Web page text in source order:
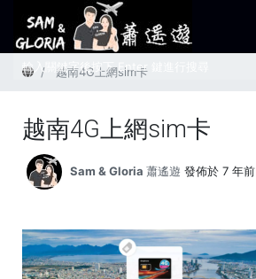
首頁 越南4G上網sim卡
越南4G上網sim卡
Sam & Gloria 蕭遙遊 發佈於 7 年前